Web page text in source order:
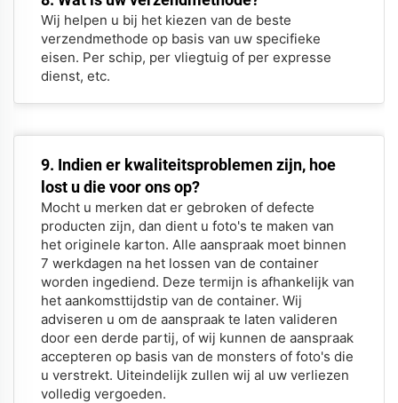
Wij helpen u bij het kiezen van de beste
verzendmethode op basis van uw specifieke
eisen. Per schip, per vliegtuig of per expresse
dienst, etc.
9. Indien er kwaliteitsproblemen zijn, hoe
lost u die voor ons op?
Mocht u merken dat er gebroken of defecte
producten zijn, dan dient u foto's te maken van
het originele karton. Alle aanspraak moet binnen
7 werkdagen na het lossen van de container
worden ingediend. Deze termijn is afhankelijk van
het aankomsttijdstip van de container. Wij
adviseren u om de aanspraak te laten valideren
door een derde partij, of wij kunnen de aanspraak
accepteren op basis van de monsters of foto's die
u verstrekt. Uiteindelijk zullen wij al uw verliezen
volledig vergoeden.